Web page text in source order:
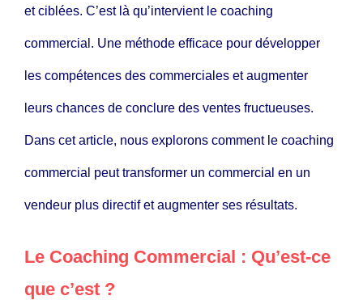
et ciblées. C’est là qu’intervient le coaching
commercial. Une méthode efficace pour développer
les compétences des commerciales et augmenter
leurs chances de conclure des ventes fructueuses.
Dans cet article, nous explorons comment le coaching
commercial peut transformer un commercial en un
vendeur plus directif et augmenter ses résultats.
Le Coaching Commercial : Qu’est-ce
que c’est ?